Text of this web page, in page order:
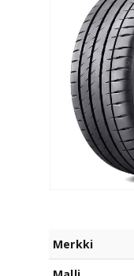
Merkki